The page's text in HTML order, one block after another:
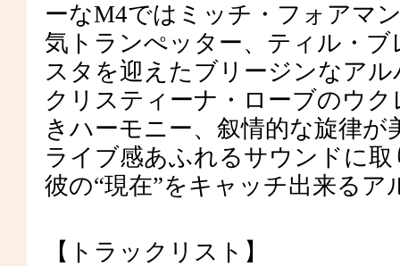
ーなM4ではミッチ・フォアマ
気トランぺッター、ティル・
スタを迎えたブリージンなア
クリスティーナ・ローブのウ
きハーモニー、叙情的な旋律
ライブ感あふれるサウンドに
彼の“現在”をキャッチ出来るア
【トラックリスト】